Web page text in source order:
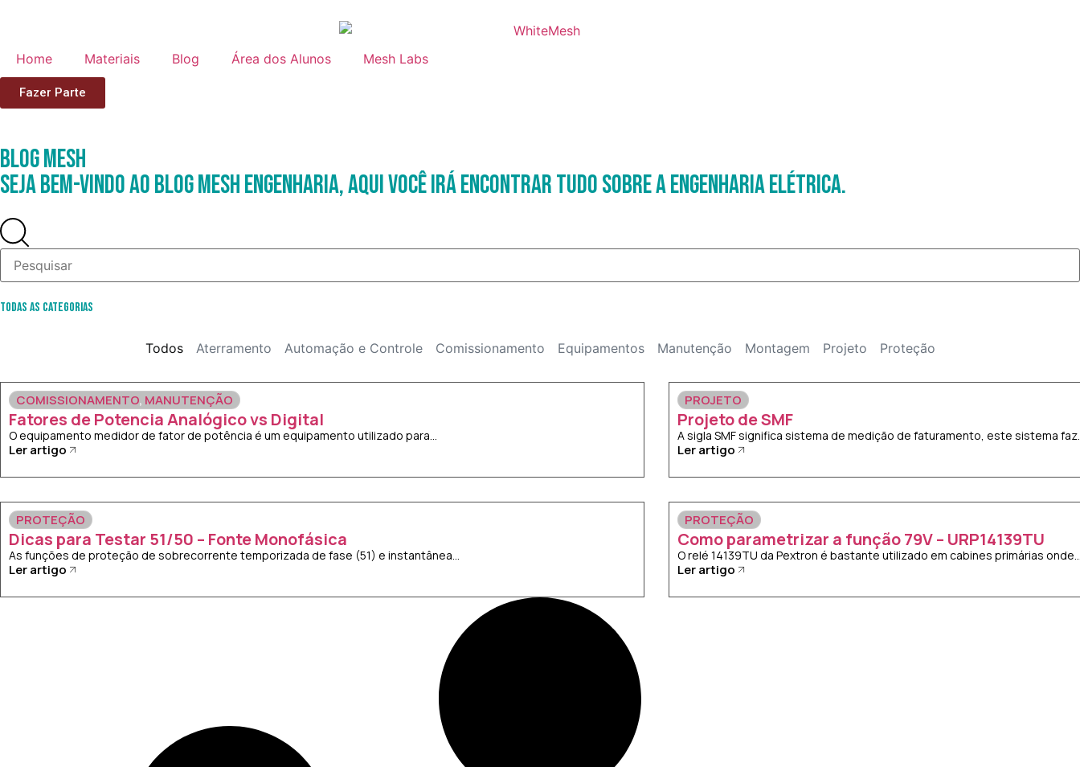
Home Materiais Blog Área dos Alunos Mesh Labs
Fazer Parte
BlogMesh
Seja Bem-Vindo ao Blog Mesh Engenharia, aqui você irá encontrar tudo sobre a Engenharia Elétrica.
Todas as Categorias
Aterramento Automação e Controle Comissionamento Equipamentos Manutenção Montagem Projeto Proteção
Todos
COMISSIONAMENTO, MANUTENÇÃO
Fatores de Potencia Analógico vs Digital
O equipamento medidor de fator de potência é um equipamento utilizado para...
Ler artigo
PROJETO
Projeto de SMF
A sigla SMF significa sistema de medição de faturamento, este sistema
Ler artigo
PROTEÇÃO
Dicas para Testar 51/50 – Fonte Monofásica
As funções de proteção de sobrecorrente temporizada de fase (51) e instantânea...
Ler artigo
PROTEÇÃO
Como parametrizar a função 79V – URP14139TU
O relé 14139TU da Pextron é bastante utilizado em cabines primárias
Ler artigo